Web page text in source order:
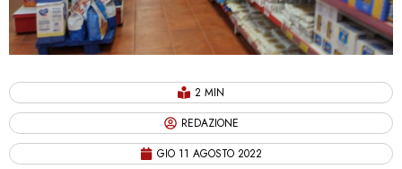
2 MIN
REDAZIONE
GIO 11 AGOSTO 2022